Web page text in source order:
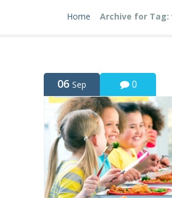
Home Archive for Tag:
06 Sep 0